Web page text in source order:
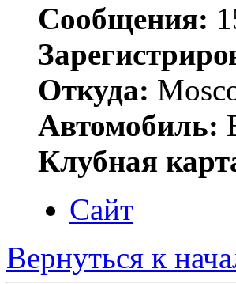
Сообщения:
Откуда:
Автомобиль:
Клубная
Сайт
Вернуться к